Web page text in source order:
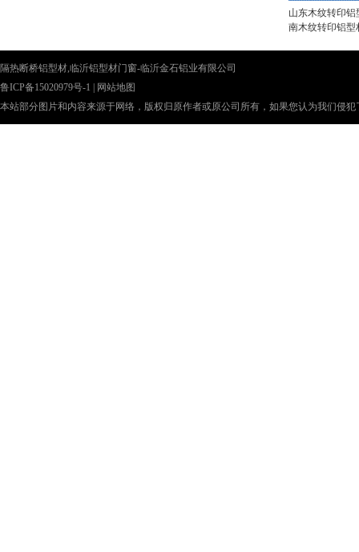
山东木纹转印铝
南木纹转印铝型
隔热断桥铝型材,临沂铝型材门窗-临沂金石铝业有限公司
鲁ICP备15020979号-1
网站地图
本站部分图片和内容来源于网络，版权归原作者或原公司所有，如果您认为我们侵